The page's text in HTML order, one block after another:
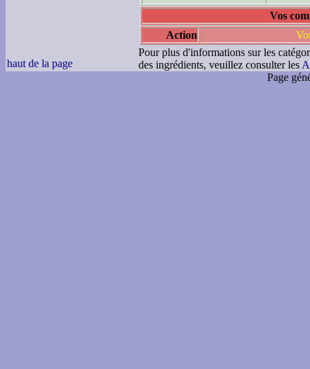
Vos
Action
haut de la page
Pour plus d'informations sur les
des ingrédients, veuillez consulter les
Page